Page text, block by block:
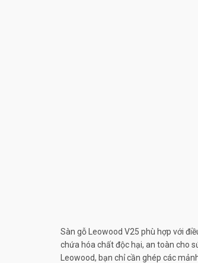
Sàn gỗ Leowood V25 phù hợp với
chứa hóa chất độc hại, an toàn cho
Leowood, bạn chỉ cần ghép các